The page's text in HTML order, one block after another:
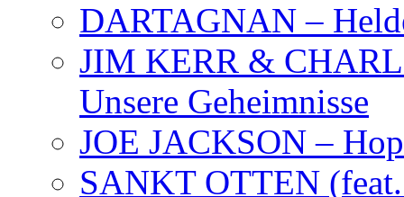
DARTAGNAN –
JIM KERR &
Unsere Geheimnisse
JOE JACKSON –
SANKT OTTEN